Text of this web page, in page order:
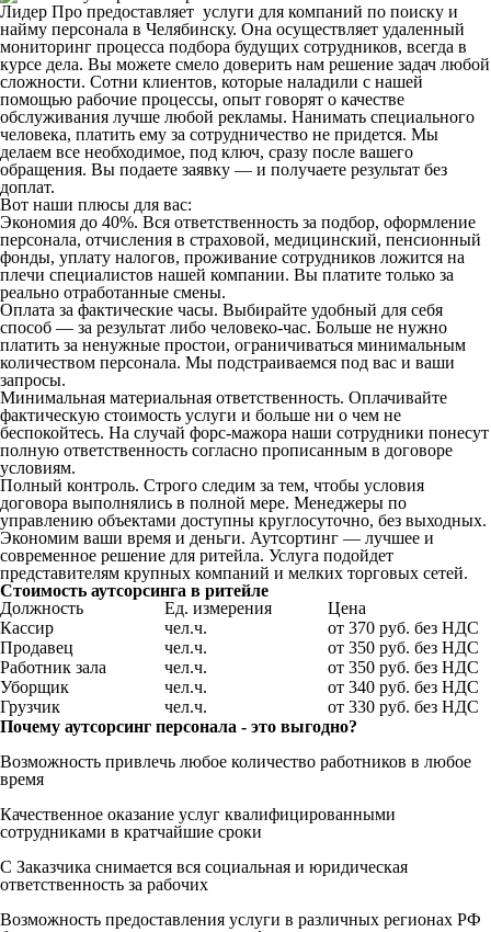
Лидер Про предоставляет услуги для компаний по поиску и
найму персонала в Челябинску. Она осуществляет удаленный
мониторинг процесса подбора будущих сотрудников, всегда в
курсе дела. Вы можете смело доверить нам решение задач любой
сложности. Сотни клиентов, которые наладили с нашей
помощью рабочие процессы, опыт говорят о качестве
обслуживания лучше любой рекламы. Нанимать специального
человека, платить ему за сотрудничество не придется. Мы
делаем все необходимое, под ключ, сразу после вашего
обращения. Вы подаете заявку — и получаете результат без
доплат.
Вот наши плюсы для вас:
Экономия до 40%. Вся ответственность за подбор, оформление
персонала, отчисления в страховой, медицинский, пенсионный
фонды, уплату налогов, проживание сотрудников ложится на
плечи специалистов нашей компании. Вы платите только за
реально отработанные смены.
Оплата за фактические часы. Выбирайте удобный для себя
способ — за результат либо человеко-час. Больше не нужно
платить за ненужные простои, ограничиваться минимальным
количеством персонала. Мы подстраиваемся под вас и ваши
запросы.
Минимальная материальная ответственность. Оплачивайте
фактическую стоимость услуги и больше ни о чем не
беспокойтесь. На случай форс-мажора наши сотрудники понесут
полную ответственность согласно прописанным в договоре
условиям.
Полный контроль. Строго следим за тем, чтобы условия
договора выполнялись в полной мере. Менеджеры по
управлению объектами доступны круглосуточно, без выходных.
Экономим ваши время и деньги. Аутсортинг — лучшее и
современное решение для ритейла. Услуга подойдет
представителям крупных компаний и мелких торговых сетей.
Стоимость аутсорсинга в ритейле
Должность
Ед. измерения
Цена
Кассир
чел.ч.
от 370 руб. без НДС
Продавец
чел.ч.
от 350 руб. без НДС
Работник зала
чел.ч.
от 350 руб. без НДС
Уборщик
чел.ч.
от 340 руб. без НДС
Грузчик
чел.ч.
от 330 руб. без НДС
Почему аутсорсинг персонала - это выгодно?
Возможность привлечь любое количество работников в любое
время
Качественное оказание услуг квалифицированными
сотрудниками в кратчайшие сроки
С Заказчика снимается вся социальная и юридическая
ответственность за рабочих
Возможность предоставления услуги в различных регионах РФ